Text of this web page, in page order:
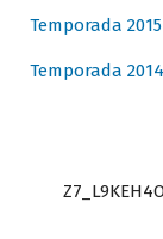
Temporada 2015
Temporada 2014